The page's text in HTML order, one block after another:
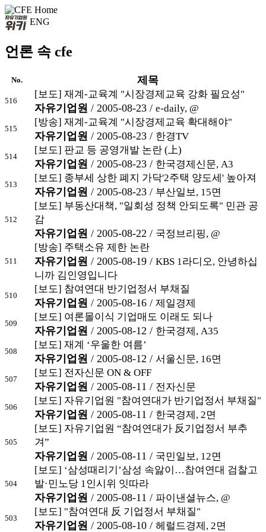
ENG
언론 속 cfe
No. 제목
516
[보도] 재계-교육계 "시장경제교육 강화 필요성"
자유기업원 / 2005-08-23 / e-daily, @
515
[방송] 재계-교육계 "시장경제교육 확대해야"
자유기업원 / 2005-08-23 / 한경TV
514
[보도] 판교 등 공영개발 논란 (上)
자유기업원 / 2005-08-23 / 한국경제신문, A3
513
[보도] 종부세 상한 폐지 가닥'2주택 양도세' 높아져
자유기업원 / 2005-08-23 / 부산일보, 15면
512
[보도] 부동산대책, "일회성 정책 안되도록" 민관 공
감
자유기업원 / 2005-08-22 / 국정브리핑, @
511
[방송] 주택소유 제한 논란
자유기업원 / 2005-08-19 / KBS 1라디오, 안녕하십
니까 김인영입니다
510
[보도] 참여연대 반기업정서 부채질
자유기업원 / 2005-08-16 / 제일경제
509
[보도] 여론몰이식 기업매도 이래도 되나
자유기업원 / 2005-08-12 / 한국경제, A35
508
[보도] 재계 ‘우울한 여름’
자유기업원 / 2005-08-12 / 서울신문, 16면
507
[보도] 전자신문 ON & OFF
자유기업원 / 2005-08-11 / 전자신문
506
[보도] 자유기업원 "참여연대가 반기업정서 부채질"
자유기업원 / 2005-08-11 / 한국경제, 2면
505
[보도] 자유기업원 “참여연대가 反기업정서 부추
겨”
자유기업원 / 2005-08-11 / 국민일보, 12면
504
[보도] ‘삼성때리기’삼성 속앓이…참여연대 검찰고
발·민노당 1인시위 잇따라
자유기업원 / 2005-08-11 / 파이낸셜뉴스, @
503
[보도] "참여연대 反 기업정서 부채질"
자유기업원 / 2005-08-10 / 헤럴드경제, 2면